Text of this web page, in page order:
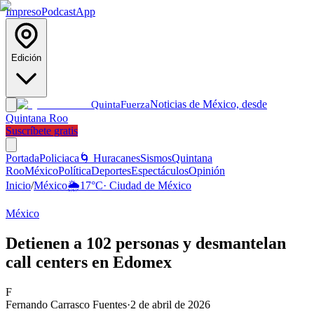
ImpresoPodcastApp
Edición
QuintaFuerzaNoticias de México, desde
Quintana Roo
Suscríbete gratis
PortadaPoliciaca 🌀 HuracanesSismosQuintana
RooMéxicoPolíticaDeportesEspectáculosOpinión
Inicio/México🌦️17°C· Ciudad de México
México
Detienen a 102 personas y desmantelan
call centers en Edomex
F
Fernando Carrasco Fuentes·2 de abril de 2026